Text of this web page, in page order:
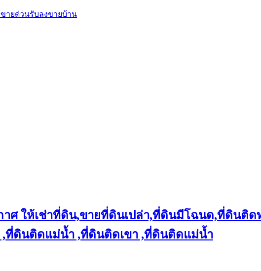
ายด่วนรับลงขายบ้าน
าศ ให้เช่าที่ดิน,ขายที่ดินเปล่า,ที่ดินมีโฉนด,ที่ดินติ
,ที่ดินติดแม่น้ำ ,ที่ดินติดเขา ,ที่ดินติดแม่น้ำ